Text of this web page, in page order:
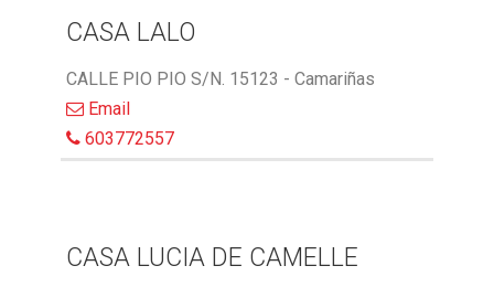
CASA LALO
CALLE PIO PIO S/N. 15123 - Camariñas
Email
603772557
CASA LUCIA DE CAMELLE